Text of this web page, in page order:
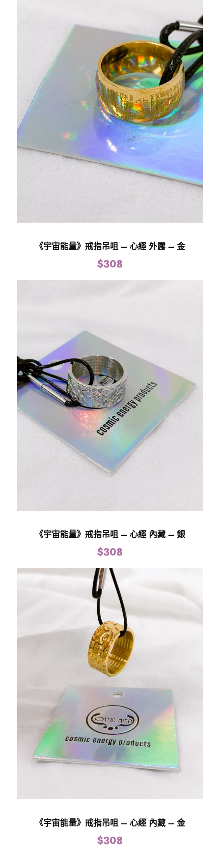
《宇宙能量》戒指吊咀 – 心經 外露 – 金
$308
《宇宙能量》戒指吊咀 – 心經 內藏 – 銀
$308
《宇宙能量》戒指吊咀 – 心經 內藏 – 金
$308